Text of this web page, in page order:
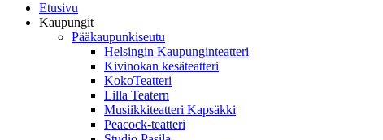
Etusivu
Kaupungit
Pääkaupunkiseutu
Helsingin Kaupunginteatteri
Kivinokan kesäteatteri
KokoTeatteri
Lilla Teatern
Musiikkiteatteri Kapsäkki
Peacock-teatteri